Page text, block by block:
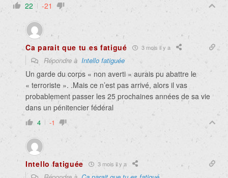
22 -21
Ca parait que tu es fatigué 3 mois il y a
Répondre à Intello fatiguée
Un garde du corps « non averti » aurais pu abattre le
« terroriste ». .Mais ce n’est pas arrivé, alors il vas
probablement passer les 25 prochaines années de sa vie
dans un pénitencier fédéral
4 -1
Intello fatiguée 3 mois il y a